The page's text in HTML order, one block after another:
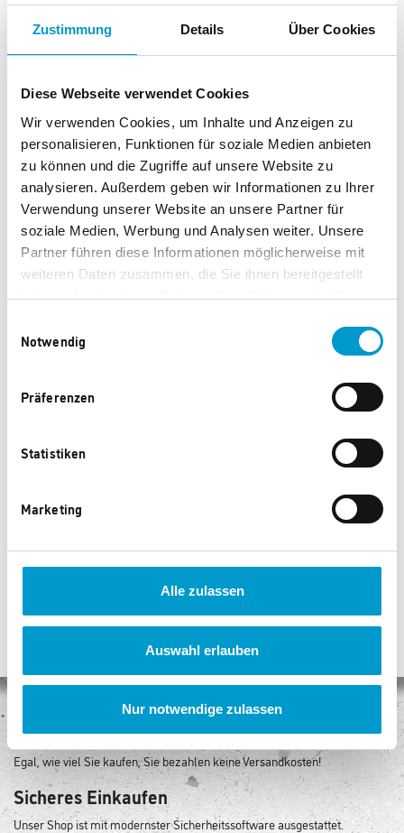
Zustimmung Details Über Cookies
Diese Webseite verwendet Cookies
Wir verwenden Cookies, um Inhalte und Anzeigen zu
personalisieren, Funktionen für soziale Medien anbieten
zu können und die Zugriffe auf unsere Website zu
analysieren. Außerdem geben wir Informationen zu Ihrer
Verwendung unserer Website an unsere Partner für
soziale Medien, Werbung und Analysen weiter. Unsere
Partner führen diese Informationen möglicherweise mit
weiteren Daten zusammen, die Sie ihnen bereitgestellt
haben oder die sie im Rahmen Ihrer Nutzung der Dienste
Notwendig
Präferenzen
Statistiken
Marketing
Alle zulassen
Auswahl erlauben
Nur notwendige zulassen
Fachmarkt
Robert
Steinhäuser SA
50, rue de la
poudrerie
3364
Leudelange
Keine Versandkosten
Egal, wie viel Sie kaufen, Sie bezahlen keine Versandkosten!
Sicheres Einkaufen
Unser Shop ist mit modernster Sicherheitssoftware ausgestattet.